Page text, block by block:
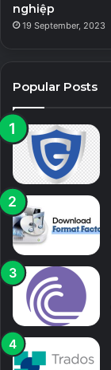
nghiệp
19 September, 2023
Popular Posts